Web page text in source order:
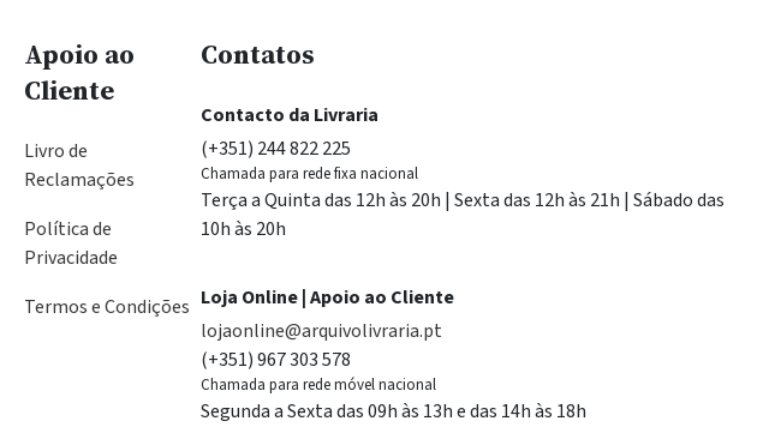
Apoio ao
Cliente
Livro de
Reclamações
Política de
Privacidade
Termos e Condições
Contatos
Contacto da Livraria
(+351) 244 822 225
Chamada para rede fixa nacional
Terça a Quinta das 12h às 20h | Sexta das 12h às 21h | Sábado das
10h às 20h
Loja Online | Apoio ao Cliente
lojaonline@arquivolivraria.pt
(+351) 967 303 578
Chamada para rede móvel nacional
Segunda a Sexta das 09h às 13h e das 14h às 18h